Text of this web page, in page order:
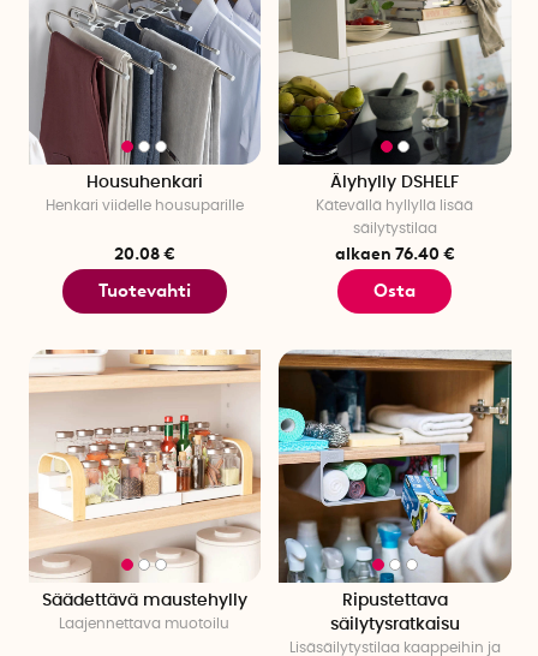
Housuhenkari
Henkari viidelle housuparille
20.08 €
Tuotevahti
Älyhylly DSHELF
Kätevällä hyllyllä lisää
säilytystilaa
alkaen 76.40 €
Osta
Säädettävä maustehylly
Laajennettava muotoilu
Ripustettava
säilytysratkaisu
Lisäsäilytystilaa kaappeihin ja